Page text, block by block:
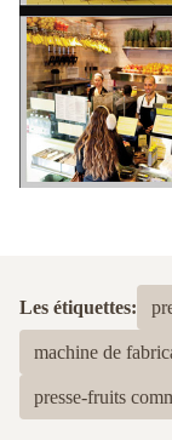
Les étiquettes:
machine de
presse-fruits